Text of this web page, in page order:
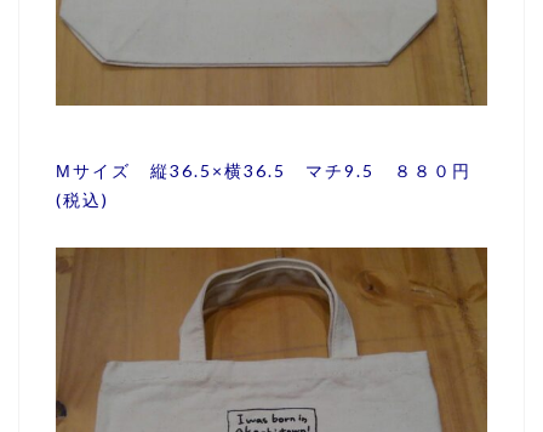
Мサイズ 縦36.5×横36.5 マチ9.5 ８８０円
(税込)